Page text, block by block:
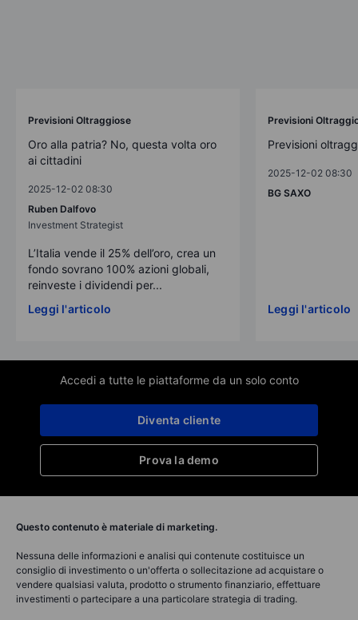
Previsioni Oltraggiose
Oro alla patria? No, questa volta oro
ai cittadini
2025-12-02 08:30
Ruben Dalfovo
Investment Strategist
L’Italia vende il 25% dell’oro, crea un
fondo sovrano 100% azioni globali,
reinveste i dividendi per...
Leggi l'articolo
Previsioni
Previsioni
2025-12-02 08:30
BG SAXO
Leggi l'articolo
Accedi a tutte le piattaforme da un solo conto
Prova la demo
Diventa cliente
Questo contenuto è materiale di marketing.
Nessuna delle informazioni e analisi qui contenute costituisce un
consiglio di investimento o un'offerta o sollecitazione ad acquistare o
vendere qualsiasi valuta, prodotto o strumento finanziario, effettuare
investimenti o partecipare a una particolare strategia di trading.